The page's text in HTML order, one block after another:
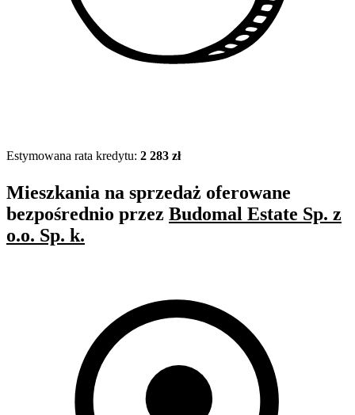
Estymowana rata kredytu: 2 283 zł
Mieszkania na sprzedaż oferowane
bezpośrednio przez Budomal Estate Sp. z
o.o. Sp. k.